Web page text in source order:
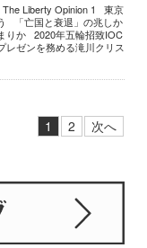
Liberty Opinion 1 東京
「亡国と衰退」の兆しか
りか 2020年五輪招致IOC
レゼンを務める滝川クリス
1 2 次へ